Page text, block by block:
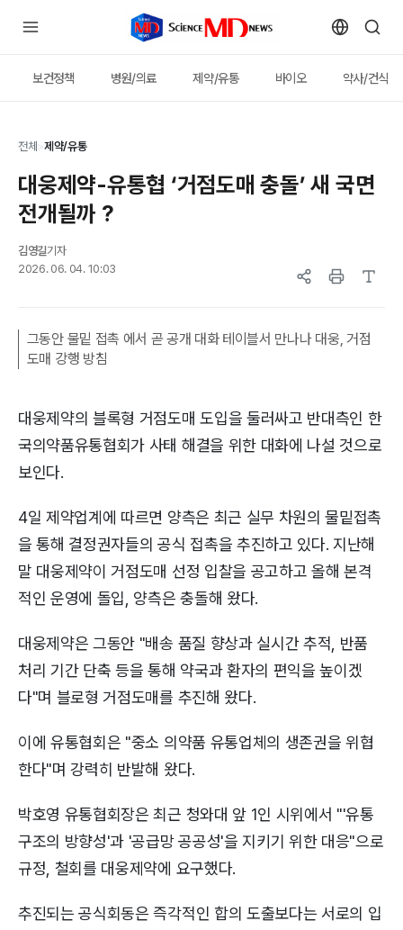
보건정책 병원/의료 제약/유통 바이오 약사/건식
전체 >제약/유통
대웅제약-유통협 ‘거점도매 충돌’ 새 국면
전개될까 ?
김영길기자
2026. 06. 04. 10:03
그동안 물밑 접촉 에서 곧 공개 대화 테이블서 만나나 대웅, 거점
대웅제약의 블록형 거점도매 도입을 둘러싸고 반대측인 한
국의약품유통협회가 사태 해결을 위한 대화에 나설 것으로
보인다.
4일 제약업계에 따르면 양측은 최근 실무 차원의 물밑접촉
을 통해 결정권자들의 공식 접촉을 추진하고 있다. 지난해
말 대웅제약이 거점도매 선정 입찰을 공고하고 올해 본격
적인 운영에 돌입, 양측은 충돌해 왔다.
대웅제약은 그동안 "배송 품질 향상과 실시간 추적, 반품
처리 기간 단축 등을 통해 약국과 환자의 편익을 높이겠
다"며 블로형 거점도매를 추진해 왔다.
이에 유통협회은 "중소 의약품 유통업체의 생존권을 위협
한다"며 강력히 반발해 왔다.
박호영 유통협회장은 최근 청와대 앞 1인 시위에서 "'유통
구조의 방향성'과 '공급망 공공성'을 지키기 위한 대응"으로
규정, 철회를 대웅제약에 요구했다.
추진되는 공식회동은 즉각적인 합의 도출보다는 서로의 입